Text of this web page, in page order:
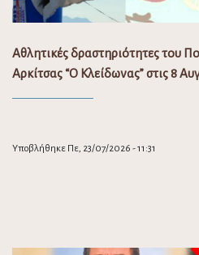
Αθλητικές δραστηριότητες του
Αρκίτσας “Ο Κλείδωνας” στις 8
Υποβλήθηκε Πε, 23/07/2026 - 11:31